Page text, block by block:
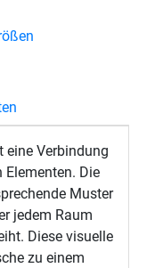
eine Verbindung
Die
Muster
jedem Raum
Diese visuelle
zu einem